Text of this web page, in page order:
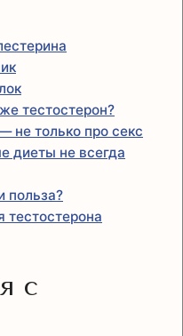
тестостерон?
не только про секс
диеты не всегда
польза?
тестостерона
с